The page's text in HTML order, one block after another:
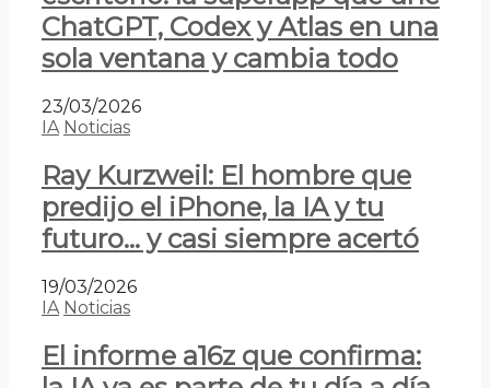
ChatGPT, Codex y Atlas en una
sola ventana y cambia todo
23/03/2026
IA Noticias
Ray Kurzweil: El hombre que
predijo el iPhone, la IA y tu
futuro… y casi siempre acertó
19/03/2026
IA Noticias
El informe a16z que confirma: